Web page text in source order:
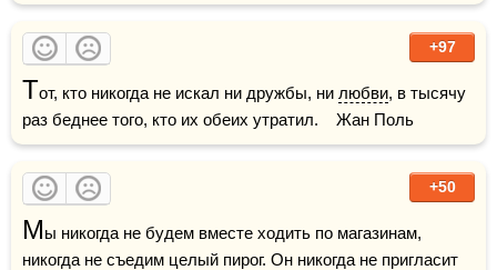
+97
Тот, кто никогда не искал ни дружбы, ни любви, в тысячу
раз беднее того, кто их обеих утратил.    Жан Поль
+50
Мы никогда не будем вместе ходить по магазинам,
никогда не съедим целый пирог. Он никогда не пригласит